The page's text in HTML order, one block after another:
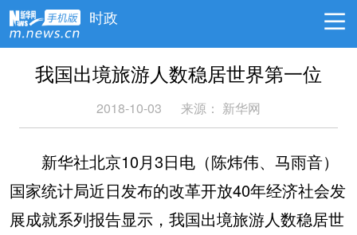
时政
我国出境旅游人数稳居世界第一位
2018-10-03 来源： 新华网
新华社北京10月3日电（陈炜伟、马雨音）
国家统计局近日发布的改革开放40年经济社会发
展成就系列报告显示，我国出境旅游人数稳居世